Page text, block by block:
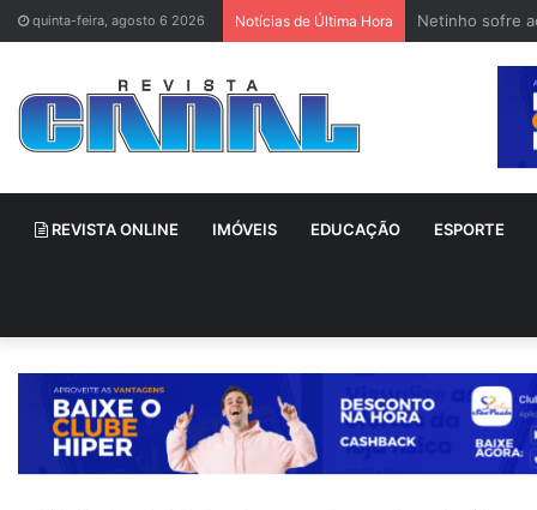
quinta-feira, agosto 6 2026 Notícias de Última Hora Netinho sofre
REVISTA ONLINE IMÓVEIS EDUCAÇÃO ESPORTE